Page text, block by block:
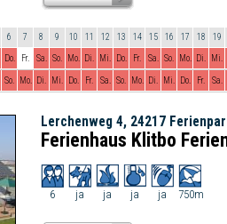
6 7 8 9 10 11 12 13 14 15 16 17 18 19
Do. Fr. Sa. So. Mo. Di. Mi. Do. Fr. Sa. So. Mo. Di. Mi.
So. Mo. Di. Mi. Do. Fr. Sa. So. Mo. Di. Mi. Do. Fr. Sa.
Lerchenweg 4, 24217
Ferienhaus Klitbo
6 ja ja ja ja 750m